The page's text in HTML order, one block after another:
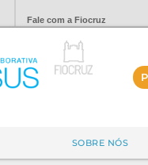
Fale com a Fiocruz
SOBRE NÓS